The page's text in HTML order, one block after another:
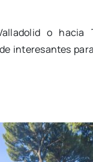
o hacia
interesantes